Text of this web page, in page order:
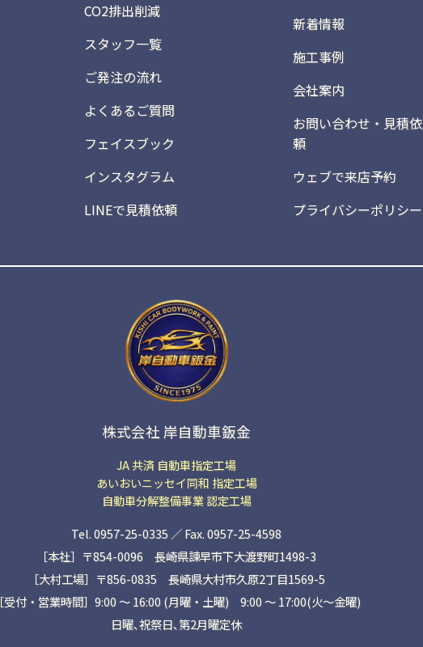
CO2排出削減
スタッフ一覧
ご発注の流れ
よくあるご質問
フェイスブック
インスタグラム
LINEで見積依頼
新着情報
施工事例
会社案内
お問い合わせ・見積依
頼
ウェブで来店予約
プライバシーポリシー
株式会社 岸自動車鈑金
JA 共済 自動車指定工場
あいおいニッセイ同和 指定工場
自動車分解整備事業 認定工場
Tel. 0957-25-0335 ／ Fax. 0957-25-4598
［本社］〒854-0096 長崎県諫早市下大渡野町1498-3
［大村工場］〒856-0835 長崎県大村市久原2丁目1569-5
［受付・営業時間］9:00 ～ 16:00 (月曜・土曜) 9:00 〜 17:00(火〜金曜)
日曜､祝祭日､第2月曜定休